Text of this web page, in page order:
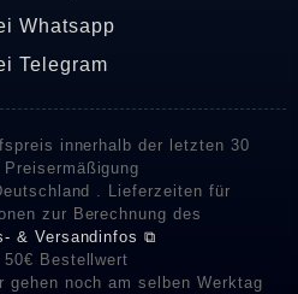
Whatsapp
Telegram
innerhalb der letzten 30
. Lieferzeiten für
zur Berechnung des
& Versandinfos ⧉
Bestellwert
gehen noch am selben Werktag